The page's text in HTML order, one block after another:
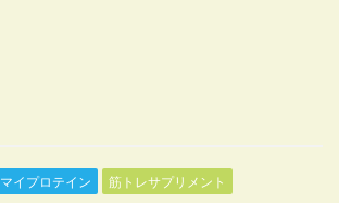
マイプロテイン 筋トレサプリメント